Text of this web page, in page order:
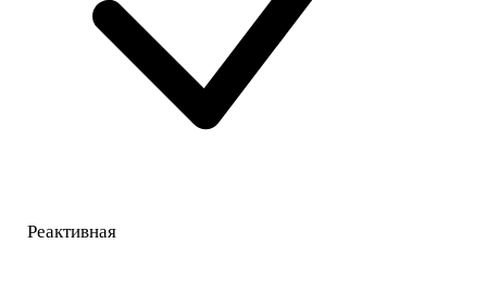
Реактивная